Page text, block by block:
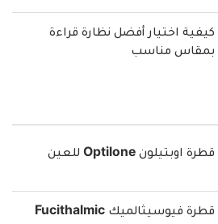
كيفية اختيار أفضل نظارة قراءة
بمقاس مناسب
قطرة اوبتيلون Optilone للعين
قطرة فيوسيثالميك Fucithalmic